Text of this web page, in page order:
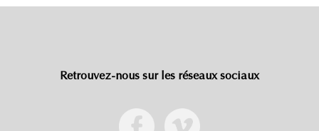
Retrouvez-nous sur les réseaux sociaux